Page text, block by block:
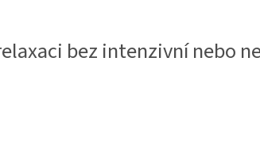
bez intenzivní nebo